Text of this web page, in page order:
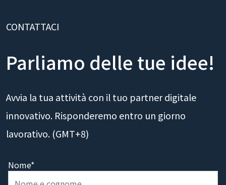
CONTATTACI
Parliamo delle tue idee!
Avvia la tua attività con il tuo partner digitale
innovativo. Risponderemo entro un giorno
lavorativo. (GMT+8)
Nome*